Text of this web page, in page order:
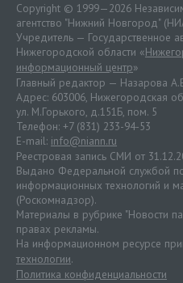
Copyright © 1999—2026
агентство "Нижний Новгород"
Учредитель — Государственное
Нижегородской области «
информационный центр»
Главный редактор — Назарова
Адрес: 603006, Нижегородская
ул. М.Горького, д.151Б, пом. 5
Телефон: +7 (831) 233-94-53
E-mail: info@niann.ru
Реестровая запись СМИ от
Выдано Федеральной службой
информационных технологий и
(Роскомнадзор).
Материалы в рубрике "Новости
правах рекламы.
На информационном ресурсе
технологии.
Политика конфиденциальности